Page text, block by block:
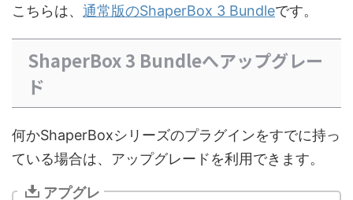
こちらは、 通常版のShaperBox 3 Bundleです。
ShaperBox 3 Bundleへアップグレー
ド
何かShaperBoxシリーズのプラグインをすでに持っ
ている場合は、アップグレードを利用できます。
アプグレ